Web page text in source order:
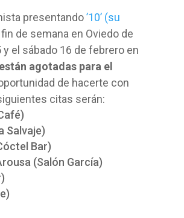
presentando’10’ (su
de semana en Oviedo de
el sábado 16 de febrero en
agotadas para el
de hacerte con
citas serán:
Salvaje)
Bar)
(Salón García)